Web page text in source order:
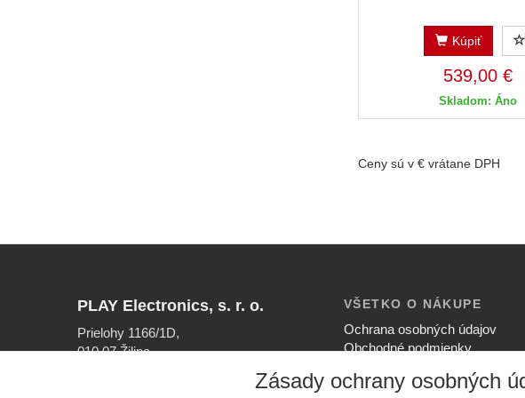
Kúpiť
539,00 €
Skladom: Áno
Ceny sú v € vrátane DPH
PLAY Electronics, s. r. o.
Prielohy 1166/1D,
010 07 Žilina
VŠETKO O NÁKUPE
Ochrana osobných údajov
Obchodné podmienky
Ako nakupovať
Zásady ochrany osobných